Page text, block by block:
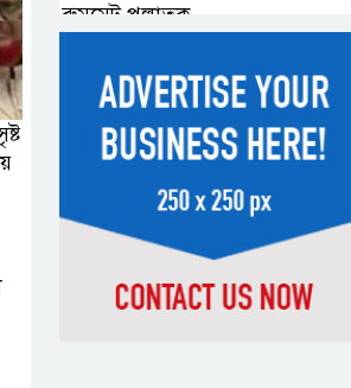
রুমমেট পলাতক
বাংলাদেশি দুই
শিক্ষার্থী হত্যার
সন্দেহভাজন
মারধর করেছিলেন
সংসদে নিজেকে
‘শিশু মুক্তিযোদ্ধা’